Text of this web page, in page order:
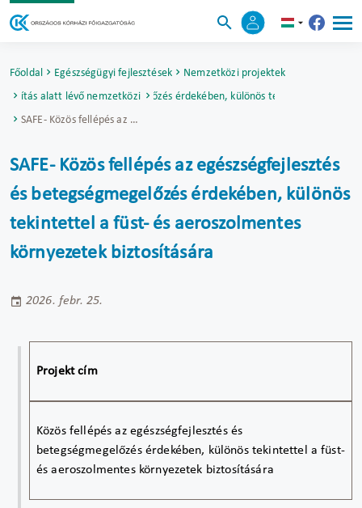
Főoldal Egészségügyi fejlesztések
Nemzetközi projektek
alatt lévő nemzetközi projektek
és betegségmegelőzés érdekében, különös tekintettel a füst-
SAFE- Közös fellépés az egészségfejlesztés és betegségmegelőzés érdekében, különös tekintettel a füst- és aeroszolmentes környezetek biztosítására
SAFE- Közös fellépés az egészségfejlesztés
és betegségmegelőzés érdekében, különös
tekintettel a füst- és aeroszolmentes
környezetek biztosítására
2026. febr. 25.
Projekt cím
Közös fellépés az egészségfejlesztés és
betegségmegelőzés érdekében, különös tekintettel a füst-
és aeroszolmentes környezetek biztosítására